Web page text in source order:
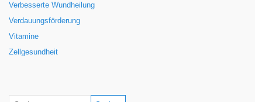
Verbesserte Wundheilung
Verdauungsförderung
Vitamine
Zellgesundheit